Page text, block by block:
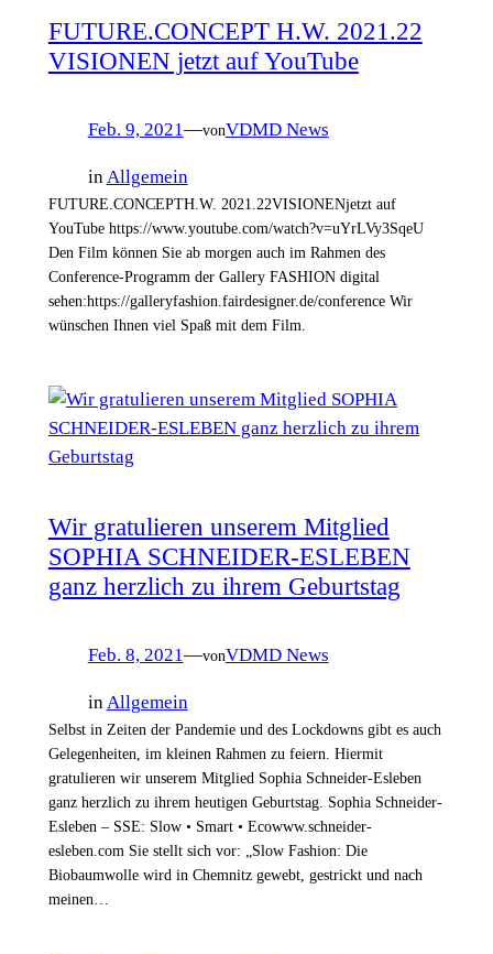
FUTURE.CONCEPT H.W. 2021.22
VISIONEN jetzt auf YouTube
Feb. 9, 2021—vonVDMD News
inAllgemein
FUTURE.CONCEPTH.W. 2021.22VISIONENjetzt auf
YouTube https://www.youtube.com/watch?v=uYrLVy3SqeU
Den Film können Sie ab morgen auch im Rahmen des
Conference-Programm der Gallery FASHION digital
sehen:https://galleryfashion.fairdesigner.de/conference Wir
wünschen Ihnen viel Spaß mit dem Film.
Wir gratulieren unserem Mitglied
SOPHIA SCHNEIDER-ESLEBEN
ganz herzlich zu ihrem Geburtstag
Feb. 8, 2021—vonVDMD News
in Allgemein
Selbst in Zeiten der Pandemie und des Lockdowns gibt es auch
Gelegenheiten, im kleinen Rahmen zu feiern. Hiermit
gratulieren wir unserem Mitglied Sophia Schneider-Esleben
ganz herzlich zu ihrem heutigen Geburtstag. Sophia Schneider-
Esleben – SSE: Slow • Smart • Ecowww.schneider-
esleben.com Sie stellt sich vor: „Slow Fashion: Die
Biobaumwolle wird in Chemnitz gewebt, gestrickt und nach
meinen…